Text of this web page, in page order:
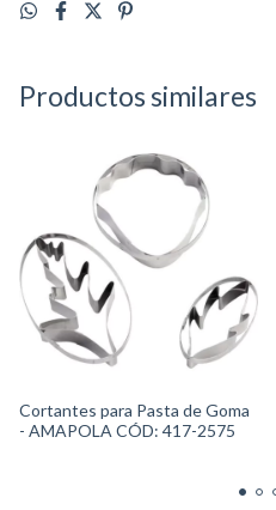
Productos similares
Cortantes para Pasta de Goma
- AMAPOLA CÓD: 417-2575